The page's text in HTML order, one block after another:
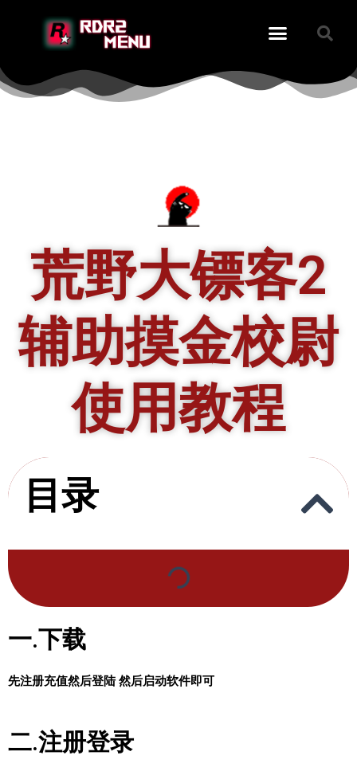
荒野大镖客2
辅助摸金校尉
使用教程
目录
一.下载
先注册充值然后登陆 然后启动软件即可
二.注册登录